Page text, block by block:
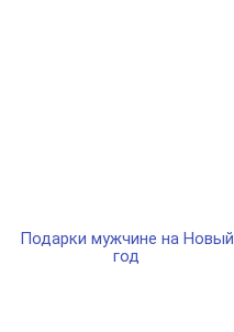
Подарки мужчине на Новый
год